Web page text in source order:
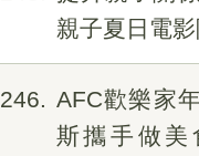
親子夏日電
246
AFC歡樂家
斯攜手做